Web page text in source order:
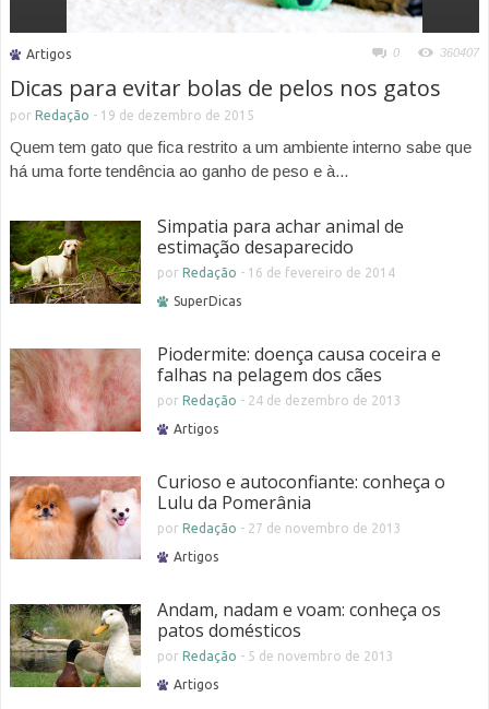
Artigos 0 360407
Dicas para evitar bolas de pelos nos gatos
por Redação - 19 de dezembro de 2015
Quem tem gato que fica restrito a um ambiente interno sabe que
há uma forte tendência ao ganho de peso e à...
Simpatia para achar animal de
estimação desaparecido
por Redação - 16 de fevereiro de 2014
SuperDicas
Piodermite: doença causa coceira e
falhas na pelagem dos cães
por Redação - 24 de dezembro de 2013
Artigos
Curioso e autoconfiante: conheça o
Lulu da Pomerânia
por Redação - 27 de novembro de 2013
Artigos
Andam, nadam e voam: conheça os
patos domésticos
por Redação - 5 de novembro de 2013
Artigos